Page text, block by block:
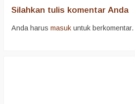
Silahkan tulis komentar Anda
Anda harus masuk untuk berkomentar.